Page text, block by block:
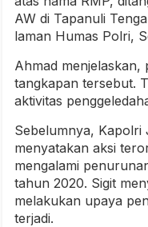
AW di Tapanuli
laman Humas Polri,
Ahmad menjelaskan,
tangkapan tersebut.
aktivitas
Sebelumnya, Kapolri
menyatakan aksi
mengalami
tahun 2020. Sigit
melakukan upaya
terjadi.